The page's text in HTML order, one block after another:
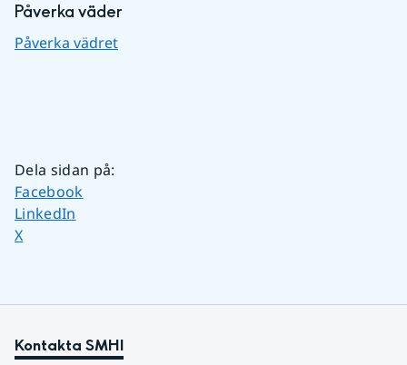
Påverka väder
Påverka vädret
Dela sidan på:
Dela sidan på
Facebook
Dela sidan på
LinkedIn
Dela sidan på
X
Kontakta SMHI